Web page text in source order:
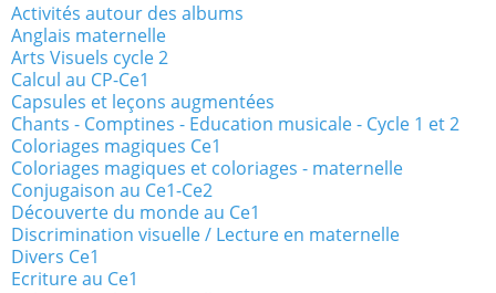
Activités autour des albums
Anglais maternelle
Arts Visuels cycle 2
Calcul au CP-Ce1
Capsules et leçons augmentées
Chants - Comptines - Education musicale - Cycle 1 et 2
Coloriages magiques Ce1
Coloriages magiques et coloriages - maternelle
Conjugaison au Ce1-Ce2
Découverte du monde au Ce1
Discrimination visuelle / Lecture en maternelle
Divers Ce1
Ecriture au Ce1